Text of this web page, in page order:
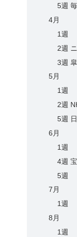
5週
4月
1週
2週
3週
5月
1週
2週
5週
6月
1週
4週
5週
7月
1週
8月
1週